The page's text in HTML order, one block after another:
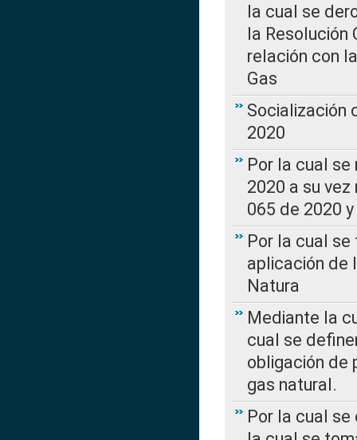
la cual se
la Resolución
relación con
Gas
Socialización
2020
Por la cual se
2020 a su
065 de 2020
Por la cual
aplicación de
Natura
Mediante la
cual se
obligación de
gas natural.
Por la cual se